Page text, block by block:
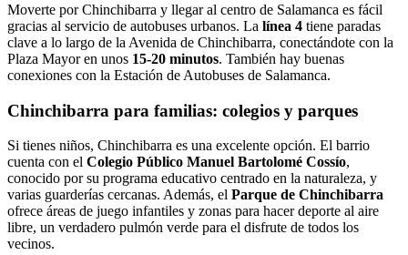
Moverte por Chinchibarra y llegar al centro de Salamanca es fácil
gracias al servicio de autobuses urbanos. La línea 4 tiene paradas
clave a lo largo de la Avenida de Chinchibarra, conectándote con la
Plaza Mayor en unos 15-20 minutos. También hay buenas
conexiones con la Estación de Autobuses de Salamanca.
Chinchibarra para familias: colegios y parques
Si tienes niños, Chinchibarra es una excelente opción. El barrio
cuenta con el Colegio Público Manuel Bartolomé Cossío,
conocido por su programa educativo centrado en la naturaleza, y
varias guarderías cercanas. Además, el Parque de Chinchibarra
ofrece áreas de juego infantiles y zonas para hacer deporte al aire
libre, un verdadero pulmón verde para el disfrute de todos los
vecinos.